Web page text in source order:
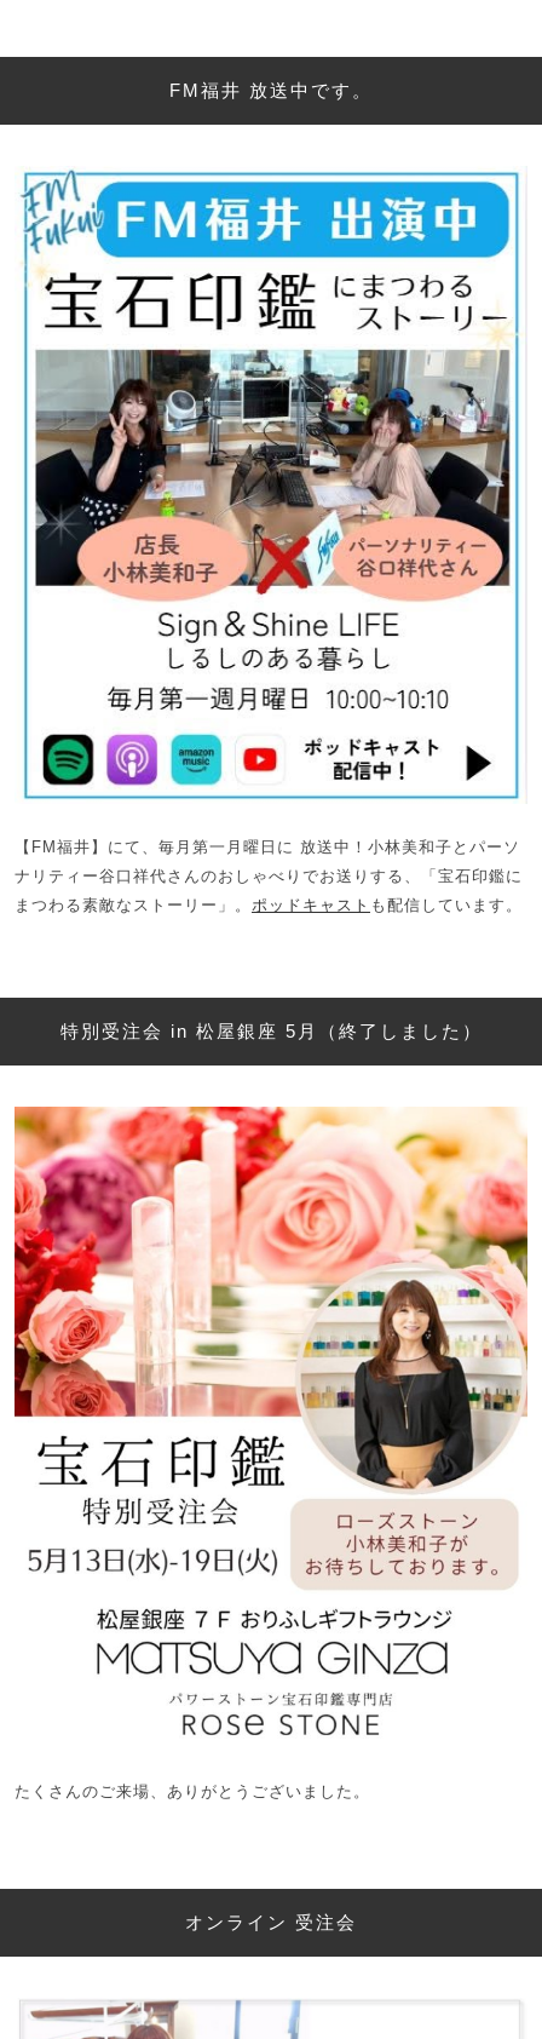
FM福井 放送中です。
【FM福井】にて、毎月第一月曜日に 放送中！小林美和子とパーソ
ナリティー谷口祥代さんのおしゃべりでお送りする、「宝石印鑑に
まつわる素敵なストーリー」。 ポッドキャスト も配信しています。
特別受注会 in 松屋銀座 5月（終了しました）
たくさんのご来場、ありがとうございました。
オンライン 受注会